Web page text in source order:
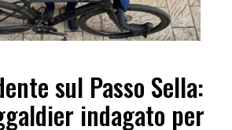
sul Passo Sella:
indagato per